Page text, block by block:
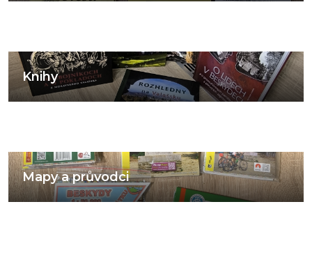
Knihy
Mapy a průvodci